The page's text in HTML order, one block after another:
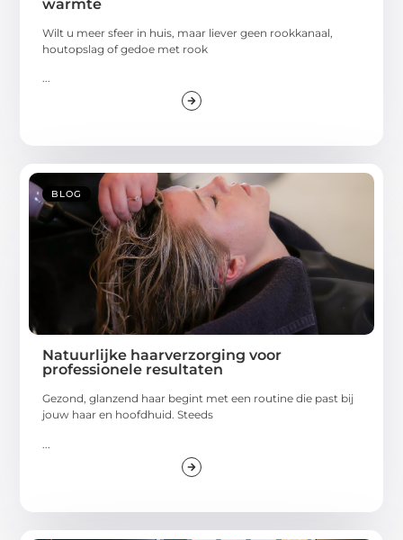
warmte
Wilt u meer sfeer in huis, maar liever geen rookkanaal,
houtopslag of gedoe met rook
...
BLOG
Natuurlijke haarverzorging voor
professionele resultaten
Gezond, glanzend haar begint met een routine die past bij
jouw haar en hoofdhuid. Steeds